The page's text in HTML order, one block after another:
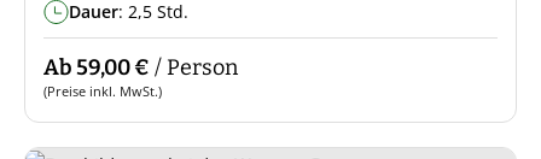
Dauer: 2,5 Std.
Ab 59,00 € / Person
(Preise inkl. MwSt.)